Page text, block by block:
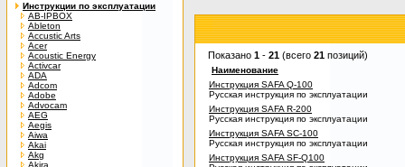
Инструкции по эксплуатации
AB-IPBOX
Ableton
Accustic Arts
Acer
Acoustic Energy
Activcar
ADA
Adcom
Adobe
Advocam
AEG
Aegis
Aiwa
Akai
Akg
Akira
Показано 1 - 21 (всего 21 позиций)
Наименование
Инструкция SAFA Q-100
Русская инструкция по эксплуатации
Инструкция SAFA R-200
Русская инструкция по эксплуатации
Инструкция SAFA SC-100
Русская инструкция по эксплуатации
Инструкция SAFA SF-Q100